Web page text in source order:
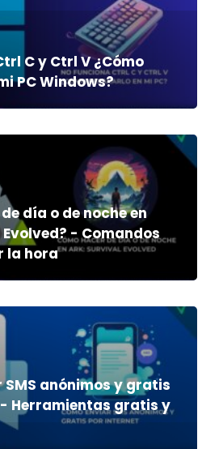
C y Ctrl V ¿Cómo
PC Windows?
día o de noche en
- Comandos
la hora
SMS anónimos y gratis
Herramientas gratis y